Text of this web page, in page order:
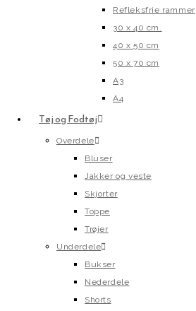
Refleksfrie rammer
30 x 40 cm.
40 x 50 cm
50 x 70 cm
A3
A4
Tøj og Fodtøj
Overdele
Bluser
Jakker og veste
Skjorter
Toppe
Trøjer
Underdele
Bukser
Nederdele
Shorts